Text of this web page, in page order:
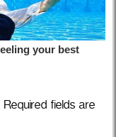
Required fields are